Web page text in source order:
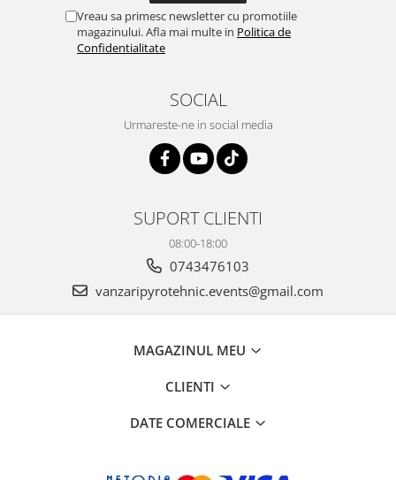
Vreau sa primesc newsletter cu promotiile
magazinului. Afla mai multe in Politica de
Confidentialitate
SOCIAL
Urmareste-ne in social media
SUPORT CLIENTI
08:00-18:00
0743476103
vanzaripyrotehnic.events@gmail.com
MAGAZINUL MEU
CLIENTI
DATE COMERCIALE